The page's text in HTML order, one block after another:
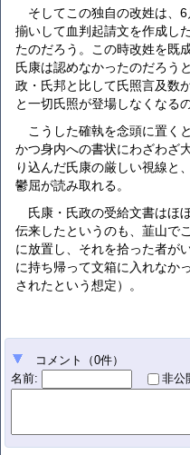
そしてこの独自の改姓は、
揃いして血判起請文を作成し
たのだろう。この時改姓を既
氏康は認めなかったのだろう
政・氏邦と比して氏照言及数
と一切氏照が登場しなくなる
こうした確執を念頭に置く
かつ身内への書状にわざわざ
り込んだ氏康の厳しい視線と
鬱屈が読み取れる。
氏康・氏政の受給文書はほ
伝来したというのも、韮山で
に放置し、それを拾った者が
に持ち帰って文箱に入れなか
されたという想定）。
コメント （0件）
名前: 非公